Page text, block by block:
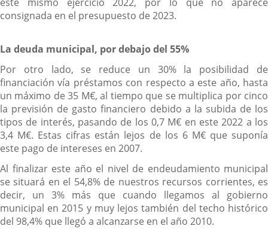
consignada en el presupuesto de 2023.
La deuda municipal, por debajo del 55%
Por otro lado, se reduce un 30% la posibilidad de
financiación vía préstamos con respecto a este año, hasta
un máximo de 35 M€, al tiempo que se multiplica por cinco
la previsión de gasto financiero debido a la subida de los
tipos de interés, pasando de los 0,7 M€ en este 2022 a los
3,4 M€. Estas cifras están lejos de los 6 M€ que suponía
este pago de intereses en 2007.
Al finalizar este año el nivel de endeudamiento municipal
se situará en el 54,8% de nuestros recursos corrientes, es
decir, un 3% más que cuando llegamos al gobierno
municipal en 2015 y muy lejos también del techo histórico
del 98,4% que llegó a alcanzarse en el año 2010.